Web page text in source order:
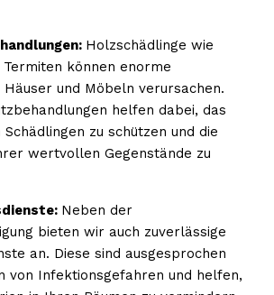
Holzschädlinge wie
können enorme
Häuser und Möbeln verursachen.
helfen dabei, das
zu schützen und die
wertvollen Gegenstände zu
Neben der
bieten wir auch zuverlässige
an. Diese sind ausgesprochen
von Infektionsgefahren und helfen,